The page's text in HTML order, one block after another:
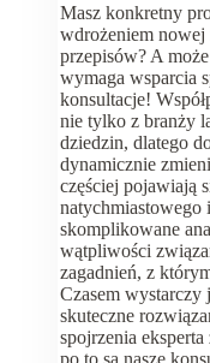
Masz konkretny
wdrożeniem
przepisów? A
wymaga wsparcia
konsultacje!
nie tylko z branży
dziedzin, dlatego
dynamicznie
częściej pojawiają
natychmiastowego
skomplikowane
wątpliwości
zagadnień, z
Czasem wystarczy
skuteczne
spojrzenia
po to są nasze